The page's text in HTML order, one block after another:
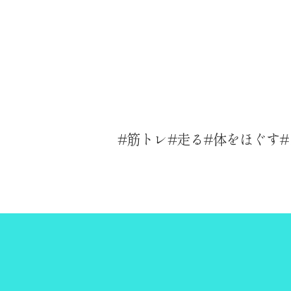
筋トレ 走る 体をほぐす